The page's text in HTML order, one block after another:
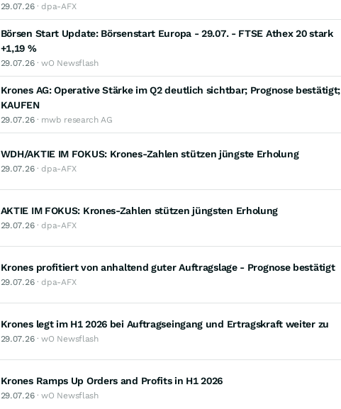
29.07.26· dpa-AFX
Börsen Start Update: Börsenstart Europa - 29.07. - FTSE Athex 20 stark
+1,19 %
29.07.26· wO Newsflash
Krones AG: Operative Stärke im Q2 deutlich sichtbar; Prognose bestätigt;
KAUFEN
29.07.26· mwb research AG
WDH/AKTIE IM FOKUS: Krones-Zahlen stützen jüngste Erholung
29.07.26· dpa-AFX
AKTIE IM FOKUS: Krones-Zahlen stützen jüngsten Erholung
29.07.26· dpa-AFX
Krones profitiert von anhaltend guter Auftragslage - Prognose bestätigt
29.07.26· dpa-AFX
Krones legt im H1 2026 bei Auftragseingang und Ertragskraft weiter zu
29.07.26· wO Newsflash
Krones Ramps Up Orders and Profits in H1 2026
29.07.26· wO Newsflash